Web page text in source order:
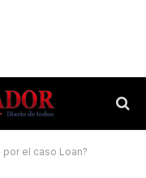
el caso Loan?